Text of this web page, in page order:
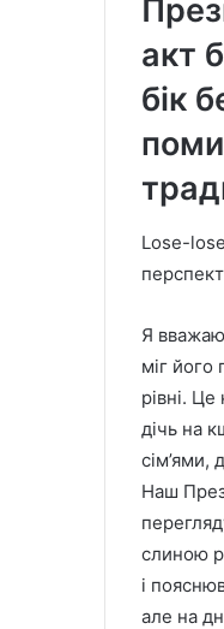
акт
бік
Lose-
Я
міг
рівні.
дічь на
сім’ями,
Наш
слиною
і
але на